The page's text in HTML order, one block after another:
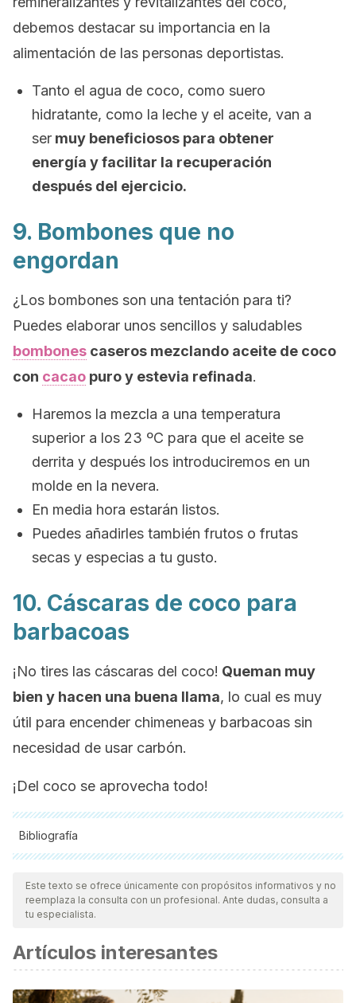
debemos destacar su importancia en la
alimentación de las personas deportistas.
Tanto el agua de coco, como suero
hidratante, como la leche y el aceite, van a
ser muy beneficiosos para obtener
energía y facilitar la recuperación
después del ejercicio.
9. Bombones que no
engordan
¿Los bombones son una tentación para ti?
Puedes elaborar unos sencillos y saludables
bombones caseros mezclando aceite de coco
con cacao puro y estevia refinada.
Haremos la mezcla a una temperatura
superior a los 23 ºC para que el aceite se
derrita y después los introduciremos en un
molde en la nevera.
En media hora estarán listos.
Puedes añadirles también frutos o frutas
secas y especias a tu gusto.
10. Cáscaras de coco para
barbacoas
¡No tires las cáscaras del coco! Queman muy
bien y hacen una buena llama, lo cual es muy
útil para encender chimeneas y barbacoas sin
necesidad de usar carbón.
¡Del coco se aprovecha todo!
Bibliografía
Todas las fuentes citadas fueron revisadas a profundidad por
nuestro equipo, para asegurar su calidad, confiabilidad,
vigencia y validez.La bibliografía de este artículo fue
científica.
Lockyer S. & Stanner S. Coconut oil- a nutty idea? Britisch
Nutrition FoundationNutrition Bulletin , 41, 42-54.
Este texto se ofrece únicamente con propósitos informativos y no
reemplaza la consulta con un profesional. Ante dudas, consulta a
tu especialista.
Artículos interesantes